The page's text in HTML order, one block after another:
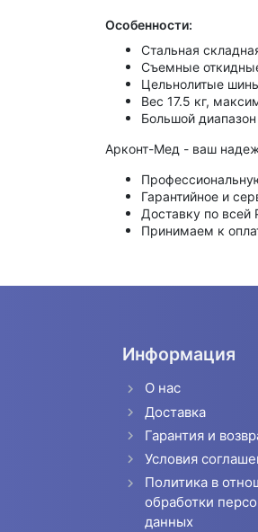
Особенности:
Стальная
Съемные
Цельнолитые
Вес 17.5 кг,
Большой
Арконт-Мед - ваш
Гарантийное и
Доставку по всей
Принимаем к
Информация
О нас
Доставка
Гарантия и
Условия
Политика в
обработки
данных